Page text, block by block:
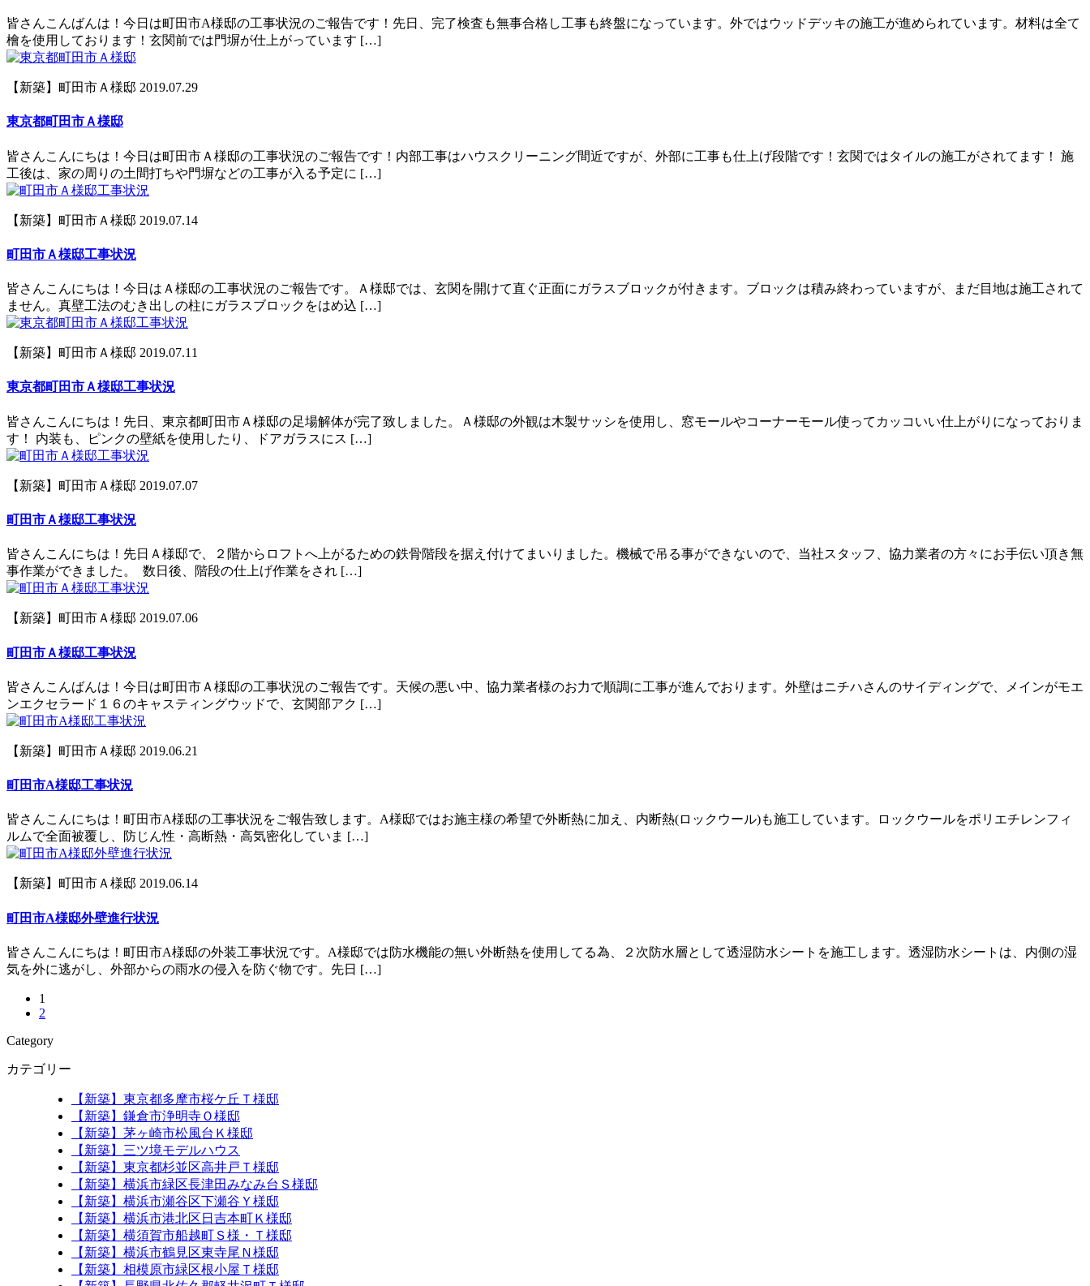
皆さんこんばんは！今日は町田市A様邸の工事状況のご報告です！先日、完了検査も無事合格し工事も終盤になっています。外ではウッドデッキの施工が進められています。材料は全て
檜を使用しております！玄関前では門塀が仕上がっています […]
【新築】町田市Ａ様邸 2019.07.29
東京都町田市Ａ様邸
皆さんこんにちは！今日は町田市Ａ様邸の工事状況のご報告です！内部工事はハウスクリーニング間近ですが、外部に工事も仕上げ段階です！玄関ではタイルの施工がされてます！ 施
工後は、家の周りの土間打ちや門塀などの工事が入る予定に […]
【新築】町田市Ａ様邸 2019.07.14
町田市Ａ様邸工事状況
皆さんこんにちは！今日はＡ様邸の工事状況のご報告です。Ａ様邸では、玄関を開けて直ぐ正面にガラスブロックが付きます。ブロックは積み終わっていますが、まだ目地は施工されて
ません。真壁工法のむき出しの柱にガラスブロックをはめ込 […]
【新築】町田市Ａ様邸 2019.07.11
東京都町田市Ａ様邸工事状況
皆さんこんにちは！先日、東京都町田市Ａ様邸の足場解体が完了致しました。Ａ様邸の外観は木製サッシを使用し、窓モールやコーナーモール使ってカッコいい仕上がりになっておりま
す！ 内装も、ピンクの壁紙を使用したり、ドアガラスにス […]
【新築】町田市Ａ様邸 2019.07.07
町田市Ａ様邸工事状況
皆さんこんにちは！先日Ａ様邸で、２階からロフトへ上がるための鉄骨階段を据え付けてまいりました。機械で吊る事ができないので、当社スタッフ、協力業者の方々にお手伝い頂き無
事作業ができました。 数日後、階段の仕上げ作業をされ […]
【新築】町田市Ａ様邸 2019.07.06
町田市Ａ様邸工事状況
皆さんこんばんは！今日は町田市Ａ様邸の工事状況のご報告です。天候の悪い中、協力業者様のお力で順調に工事が進んでおります。外壁はニチハさんのサイディングで、メインがモエ
ンエクセラード１６のキャスティングウッドで、玄関部アク […]
【新築】町田市Ａ様邸 2019.06.21
町田市A様邸工事状況
皆さんこんにちは！町田市A様邸の工事状況をご報告致します。A様邸ではお施主様の希望で外断熱に加え、内断熱(ロックウール)も施工しています。ロックウールをポリエチレンフィ
ルムで全面被覆し、防じん性・高断熱・高気密化していま […]
【新築】町田市Ａ様邸 2019.06.14
町田市A様邸外壁進行状況
皆さんこんにちは！町田市A様邸の外装工事状況です。A様邸では防水機能の無い外断熱を使用してる為、２次防水層として透湿防水シートを施工します。透湿防水シートは、内側の湿
気を外に逃がし、外部からの雨水の侵入を防ぐ物です。先日 […]
1
2
Category
カテゴリー
【新築】東京都多摩市桜ケ丘Ｔ様邸
【新築】鎌倉市浄明寺Ｏ様邸
【新築】茅ヶ崎市松風台Ｋ様邸
【新築】三ツ境モデルハウス
【新築】東京都杉並区高井戸Ｔ様邸
【新築】横浜市緑区長津田みなみ台Ｓ様邸
【新築】横浜市瀬谷区下瀬谷Ｙ様邸
【新築】横浜市港北区日吉本町Ｋ様邸
【新築】横須賀市船越町Ｓ様・Ｔ様邸
【新築】横浜市鶴見区東寺尾Ｎ様邸
【新築】相模原市緑区根小屋Ｔ様邸